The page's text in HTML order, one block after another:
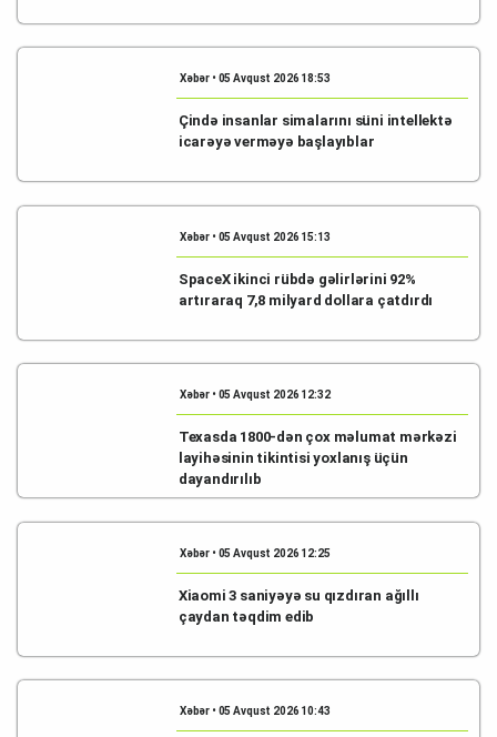
Xəbər • 05 Avqust 2026 18:53
Çində insanlar simalarını süni intellektə
icarəyə verməyə başlayıblar
Xəbər • 05 Avqust 2026 15:13
SpaceX ikinci rübdə gəlirlərini 92%
artıraraq 7,8 milyard dollara çatdırdı
Xəbər • 05 Avqust 2026 12:32
Texasda 1800-dən çox məlumat mərkəzi
layihəsinin tikintisi yoxlanış üçün
dayandırılıb
Xəbər • 05 Avqust 2026 12:25
Xiaomi 3 saniyəyə su qızdıran ağıllı
çaydan təqdim edib
Xəbər • 05 Avqust 2026 10:43